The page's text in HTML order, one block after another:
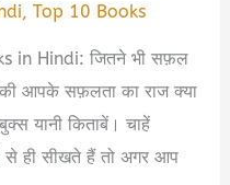
,Top 10 Books
in Hindi: जितने भी सफ़ल
आपके सफ़लता का राज क्या
यानी किताबें। चाहें
से ही सीखते हैं तो अगर आप